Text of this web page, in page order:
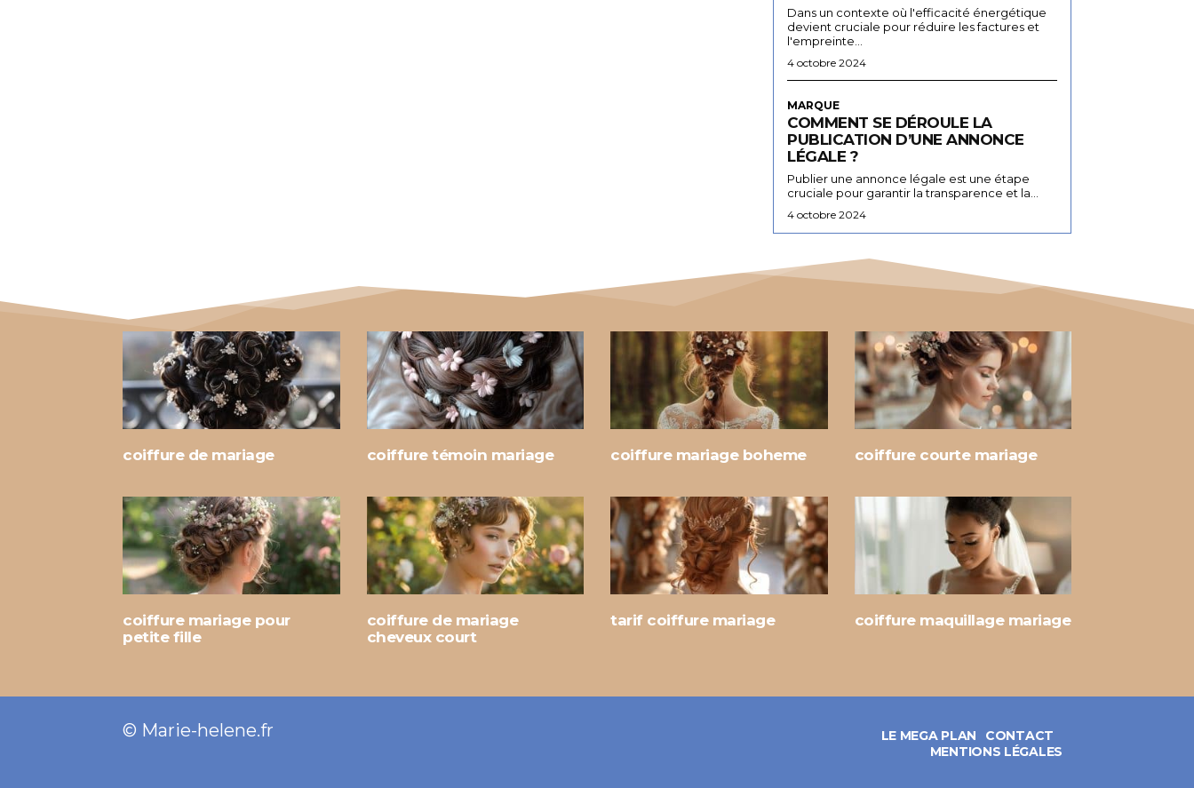
Dans un contexte où l'efficacité énergétique
devient cruciale pour réduire les factures et
l'empreinte...
4 octobre 2024
MARQUE
COMMENT SE DÉROULE LA
PUBLICATION D’UNE ANNONCE
LÉGALE ?
Publier une annonce légale est une étape
cruciale pour garantir la transparence et la...
4 octobre 2024
coiffure de mariage coiffure témoin mariage coiffure mariage boheme coiffure courte mariage
coiffure mariage pour
petite fille
coiffure de mariage
cheveux court
tarif coiffure mariage coiffure maquillage mariage
© Marie-helene.fr LE MEGA PLAN
CONTACT
MENTIONS LÉGALES